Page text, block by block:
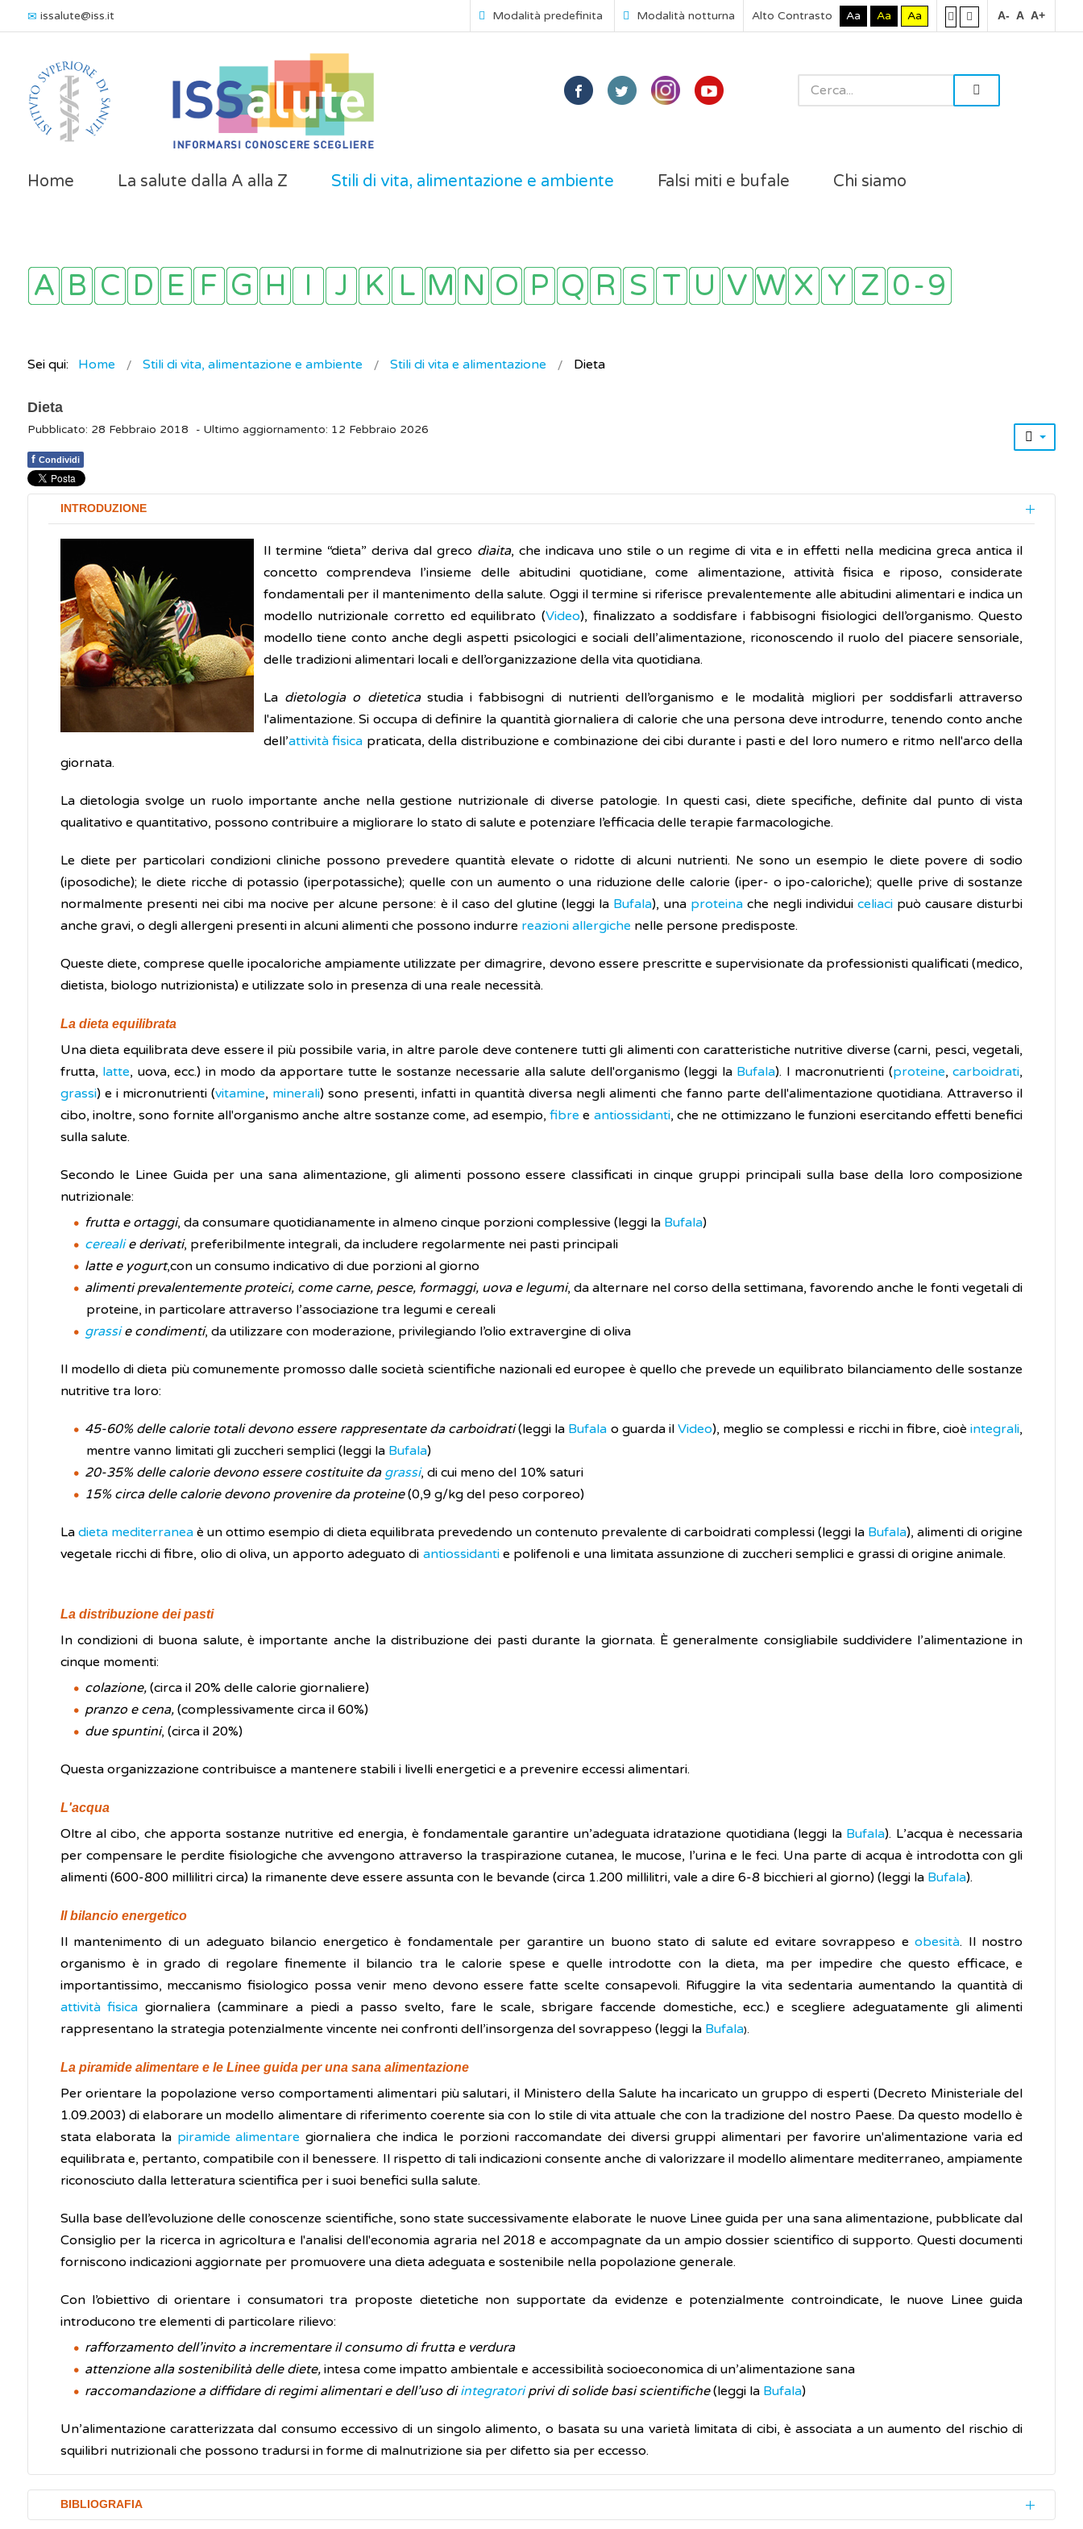
issalute@iss.it Modalità predefinita Modalità notturna Alto Contrasto Aa Aa Aa A- A A+
Home La salute dalla A alla Z Stili di vita, alimentazione e ambiente Falsi miti e bufale Chi siamo
Sei qui: Home Stili di vita, alimentazione e ambiente Stili di vita e alimentazione Dieta
Dieta
Pubblicato: 28 Febbraio 2018 - Ultimo aggiornamento: 12 Febbraio 2026
f Condividi
INTRODUZIONE
Il termine “dieta” deriva dal greco dìaita, che indicava uno stile o un regime di vita e in effetti nella medicina greca antica il
concetto comprendeva l’insieme delle abitudini quotidiane, come alimentazione, attività fisica e riposo, considerate
fondamentali per il mantenimento della salute. Oggi il termine si riferisce prevalentemente alle abitudini alimentari e indica un
modello nutrizionale corretto ed equilibrato (Video), finalizzato a soddisfare i fabbisogni fisiologici dell’organismo. Questo
modello tiene conto anche degli aspetti psicologici e sociali dell’alimentazione, riconoscendo il ruolo del piacere sensoriale,
delle tradizioni alimentari locali e dell’organizzazione della vita quotidiana.
La dietologiao dieteticastudia i fabbisogni di nutrienti dell’organismo e le modalità migliori per soddisfarli attraverso
l'alimentazione. Si occupa di definire la quantità giornaliera di calorie che una persona deve introdurre, tenendo conto anche
dell’attività fisica praticata, della distribuzione e combinazione dei cibi durante i pasti e del loro numero e ritmo nell'arco della
giornata.
La dietologia svolge un ruolo importante anche nella gestione nutrizionale di diverse patologie. In questi casi, diete specifiche, definite dal punto di vista
qualitativo e quantitativo, possono contribuire a migliorare lo stato di salute e potenziare l’efficacia delle terapie farmacologiche.
Le diete per particolari condizioni cliniche possono prevedere quantità elevate o ridotte di alcuni nutrienti. Ne sono un esempio le diete povere di sodio
(iposodiche); le diete ricche di potassio (iperpotassiche); quelle con un aumento o una riduzione delle calorie (iper- o ipo-caloriche); quelle prive di sostanze
normalmente presenti nei cibi ma nocive per alcune persone: è il caso del glutine (leggi la Bufala), una proteinache negli individuiceliaci può causare disturbi
anche gravi, o degli allergeni presenti in alcuni alimenti che possono indurre reazioni allergiche nelle persone predisposte.
Queste diete, comprese quelle ipocaloriche ampiamente utilizzate per dimagrire, devono essere prescritte e supervisionate da professionisti qualificati (medico,
dietista, biologo nutrizionista) e utilizzate solo in presenza di una reale necessità.
La dieta equilibrata
Una dieta equilibrata deve essere il più possibile varia, in altre parole deve contenere tutti gli alimenti con caratteristiche nutritive diverse (carni, pesci, vegetali,
frutta, latte, uova, ecc.) in modo da apportare tutte le sostanze necessarie alla salute dell'organismo (leggi laBufala). I macronutrienti (proteine,carboidrati,
grassi) e i micronutrienti (vitamine, minerali) sono presenti, infatti in quantità diversa negli alimenti che fanno parte dell'alimentazione quotidiana. Attraverso il
cibo, inoltre, sono fornite all'organismo anche altre sostanze come, ad esempio,fibre e antiossidanti, che ne ottimizzano le funzioni esercitando effetti benefici
sulla salute.
Secondo le Linee Guida per una sana alimentazione, gli alimenti possono essere classificati in cinque gruppi principali sulla base della loro composizione
nutrizionale:
frutta e ortaggi, da consumare quotidianamente in almeno cinque porzioni complessive (leggi laBufala)
cerealie derivati, preferibilmente integrali, da includere regolarmente nei pasti principali
latte e yogurt,con un consumo indicativo di due porzioni al giorno
alimenti prevalentemente proteici, come carne, pesce, formaggi, uova e legumi, da alternare nel corso della settimana, favorendo anche le fonti vegetali di
proteine, in particolare attraverso l’associazione tra legumi e cereali
grassie condimenti, da utilizzare con moderazione, privilegiando l’olio extravergine di oliva
Il modello di dieta più comunemente promosso dalle società scientifiche nazionali ed europee è quello che prevede un equilibrato bilanciamento delle sostanze
nutritive tra loro:
45-60% delle calorie totali devono essere rappresentate da carboidrati(leggi la Bufala o guarda il Video), meglio se complessi e ricchi in fibre, cioèintegrali,
mentre vanno limitati gli zuccheri semplici (leggi laBufala)
20-35% delle calorie devono essere costituite da grassi, di cui meno del 10% saturi
15% circa delle calorie devono provenire da proteine(0,9 g/kg del peso corporeo)
La dieta mediterraneaè un ottimo esempio di dieta equilibrata prevedendo un contenuto prevalente di carboidrati complessi (leggi la Bufala), alimenti di origine
vegetale ricchi di fibre, olio di oliva, un apporto adeguato di antiossidantie polifenoli e una limitata assunzione di zuccheri semplici e grassi di origine animale.
La distribuzione dei pasti
In condizioni di buona salute, è importante anche la distribuzione dei pasti durante la giornata. È generalmente consigliabile suddividere l’alimentazione in
cinque momenti:
colazione,(circa il 20% delle calorie giornaliere)
pranzo e cena,(complessivamente circa il 60%)
due spuntini, (circa il 20%)
Questa organizzazione contribuisce a mantenere stabili i livelli energetici e a prevenire eccessi alimentari.
L'acqua
Oltre al cibo, che apporta sostanze nutritive ed energia, è fondamentale garantire un’adeguata idratazione quotidiana (leggi la Bufala). L’acqua è necessaria
per compensare le perdite fisiologiche che avvengono attraverso la traspirazione cutanea, le mucose, l’urina e le feci. Una parte di acqua è introdotta con gli
alimenti (600-800 millilitri circa) la rimanente deve essere assunta con le bevande (circa 1.200 millilitri, vale a dire 6-8 bicchieri al giorno) (leggi laBufala).
Il bilancio energetico
Il mantenimento di un adeguato bilancio energetico è fondamentale per garantire un buono stato di salute ed evitare sovrappeso eobesità. Il nostro
organismo è in grado di regolare finemente il bilancio tra le calorie spese e quelle introdotte con la dieta, ma per impedire che questo efficace, e
importantissimo, meccanismo fisiologico possa venir meno devono essere fatte scelte consapevoli. Rifuggire la vita sedentaria aumentando la quantità di
attività fisica giornaliera (camminare a piedi a passo svelto, fare le scale, sbrigare faccende domestiche, ecc.) e scegliere adeguatamente gli alimenti
rappresentano la strategia potenzialmente vincente nei confronti dell’insorgenza del sovrappeso (leggi laBufala).
La piramide alimentare e le Linee guida per una sana alimentazione
Per orientare la popolazione verso comportamenti alimentari più salutari, il Ministero della Salute ha incaricato un gruppo di esperti (Decreto Ministeriale del
1.09.2003) di elaborare un modello alimentare di riferimento coerente sia con lo stile di vita attuale che con la tradizione del nostro Paese. Da questo modello è
stata elaborata la piramide alimentare giornaliera che indica le porzioni raccomandate dei diversi gruppi alimentari per favorire un'alimentazione varia ed
equilibrata e, pertanto, compatibile con il benessere. Il rispetto di tali indicazioni consente anche di valorizzare il modello alimentare mediterraneo, ampiamente
riconosciuto dalla letteratura scientifica per i suoi benefici sulla salute.
Sulla base dell’evoluzione delle conoscenze scientifiche, sono state successivamente elaborate le nuove Linee guida per una sana alimentazione, pubblicate dal
Consiglio per la ricerca in agricoltura e l'analisi dell'economia agraria nel 2018 e accompagnate da un ampio dossier scientifico di supporto. Questi documenti
forniscono indicazioni aggiornate per promuovere una dieta adeguata e sostenibile nella popolazione generale.
Con l’obiettivo di orientare i consumatori tra proposte dietetiche non supportate da evidenze e potenzialmente controindicate, le nuove Linee guida
introducono tre elementi di particolare rilievo:
rafforzamento dell’invito a incrementare il consumo di frutta e verdura
attenzione alla sostenibilità delle diete, intesa come impatto ambientale e accessibilità socioeconomica di un’alimentazione sana
raccomandazione a diffidare di regimi alimentari e dell’uso diintegratoriprivi di solide basi scientifiche(leggi la Bufala)
Un’alimentazione caratterizzata dal consumo eccessivo di un singolo alimento, o basata su una varietà limitata di cibi, è associata a un aumento del rischio di
squilibri nutrizionali che possono tradursi in forme di malnutrizione sia per difetto sia per eccesso.
BIBLIOGRAFIA